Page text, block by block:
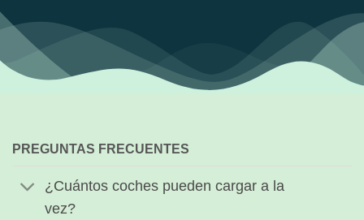
PREGUNTAS FRECUENTES
¿Cuántos coches pueden cargar a la
vez?